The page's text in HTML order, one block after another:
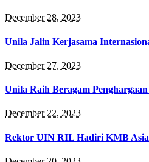
December 28, 2023
Unila Jalin Kerjasama
December 27, 2023
Unila Raih Beragam
December 22, 2023
Rektor UIN RIL Hadiri KMB